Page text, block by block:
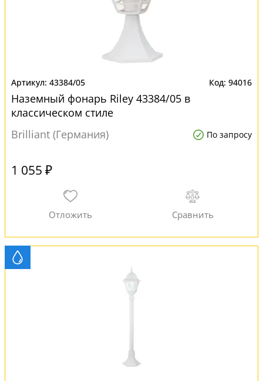
43384/05 94016
Наземный фонарь Riley 43384/05 в
классическом стиле
Brilliant (Германия)
По запросу
1 055 ₽